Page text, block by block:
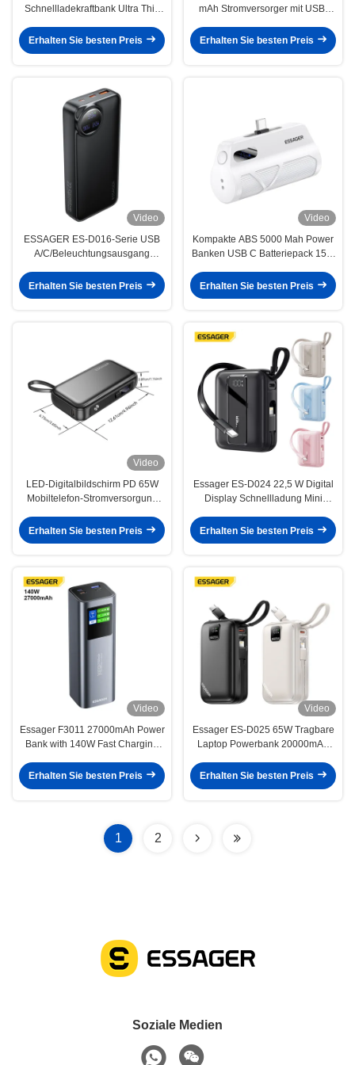
Schnellladekraftbank Ultra Thin
Erhalten Sie besten Preis
mAh Stromversorger mit USB-
Erhalten Sie besten Preis
Video
ESSAGER ES-D016-Serie USB
A/C/Beleuchtungsausgang
Erhalten Sie besten Preis
Video
Kompakte ABS 5000 Mah Power
Banken USB C Batteriepack 15W
Erhalten Sie besten Preis
Video
LED-Digitalbildschirm PD 65W
Mobiltelefon-Stromversorgung
Erhalten Sie besten Preis
Essager ES-D024 22,5 W Digital
Display Schnellladung Mini
Kabel
Erhalten Sie besten Preis
Video
Essager F3011 27000mAh Power
Bank with 140W Fast Charging
Charger
Erhalten Sie besten Preis
Video
Essager ES-D025 65W Tragbare
Laptop Powerbank 20000mAh
Erhalten Sie besten Preis
1 2
Soziale Medien